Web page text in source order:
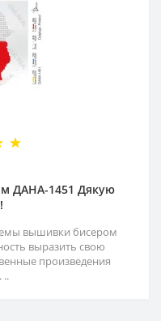
ДАНА-1451 Дякую
вышивки бисером
выразить свою
произведения
..